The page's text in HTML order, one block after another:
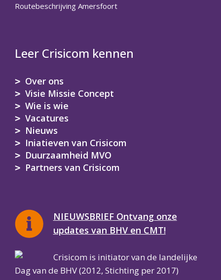
Routebeschrijving Amersfoort
Leer Crisicom kennen
Over ons
Visie Missie Concept
Wie is wie
Vacatures
Nieuws
Iniatieven van Crisicom
Duurzaamheid MVO
Partners van Crisicom
NIEUWSBRIEF Ontvang onze
updates van BHV en CMT!
Crisicom is initiator van de landelijke
Dag van de BHV (2012, Stichting per 2017)